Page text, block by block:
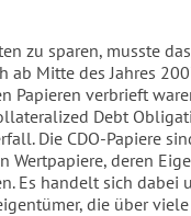
zu sparen, musste
ab Mitte des Jahres
Papieren verbrieft
Debt
Die CDO-Papiere
deren
Es handelt sich dabei
die über